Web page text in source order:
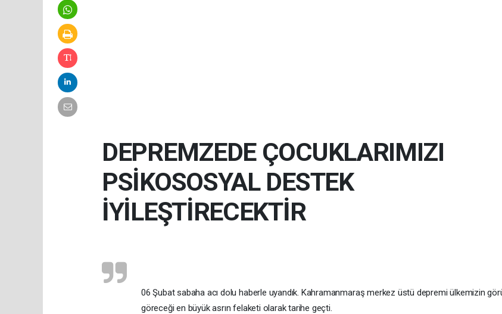
DEPREMZEDE ÇOCUKLARIMIZI
PSİKOSOSYAL DESTEK
İYİLEŞTİRECEKTİR
06 Şubat sabaha acı dolu haberle uyandık. Kahramanmaraş merkez üstü depremi ülkemizin
göreceği en büyük asrın felaketi olarak tarihe geçti.